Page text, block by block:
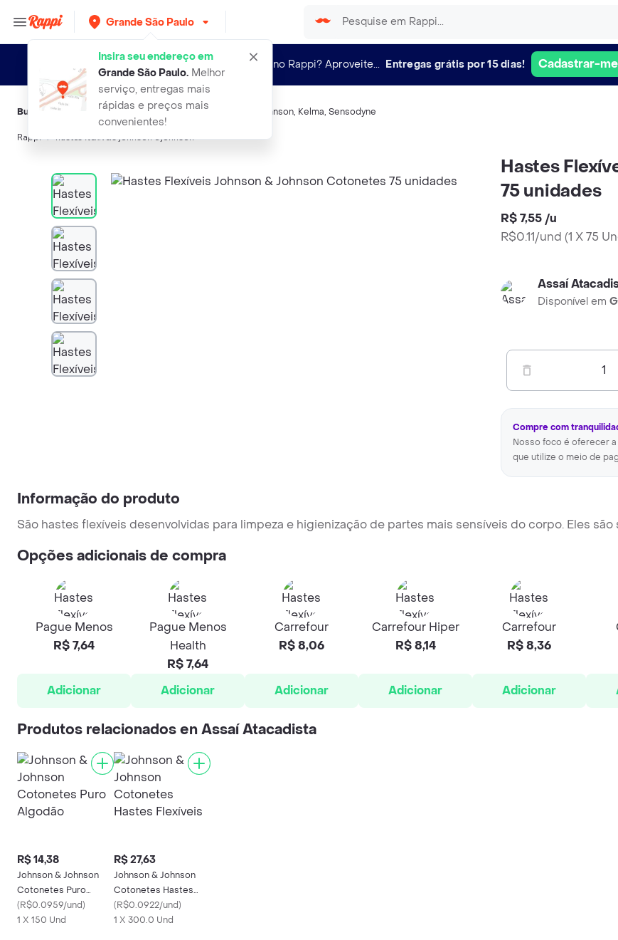
Grande São Paulo
Insira seu endereço em
Grande São Paulo.Melhor
serviço, entregas mais
rápidas e preços mais
convenientes!
Novo no Rappi? Aproveite... Entregas grátis por 15 dias! Cadastrar-me
Buscas relacionadas:Cotonetes ,Cotonetes, Johnson & Johnson, Kelma, Sensodyne
Rappi hastes flexiveis johnson e johnson
Hastes
75 unidades
R$ 7,55 /u
R$0.11/und (1 X 75
Assaí
Disponível em
1
Compre com
Nosso foco é oferecer
que utilize o meio de
Informação do produto
São hastes flexíveis desenvolvidas para limpeza e higienização de partes mais sensíveis do corpo. Eles são
Opções adicionais de compra
Pague Menos
R$ 7,64
Adicionar
Pague Menos
Health
R$ 7,64
Adicionar
Carrefour
R$ 8,06
Adicionar
Carrefour Hiper
R$ 8,14
Adicionar
Carrefour
R$ 8,36
Adicionar
Produtos relacionados en Assaí Atacadista
R$ 14,38
Johnson & Johnson
Cotonetes Puro
Algodão
(R$0.0959/und)
1 X 150 Und
R$ 27,63
Johnson & Johnson
Cotonetes Hastes
Flexíveis
(R$0.0922/und)
1 X 300.0 Und